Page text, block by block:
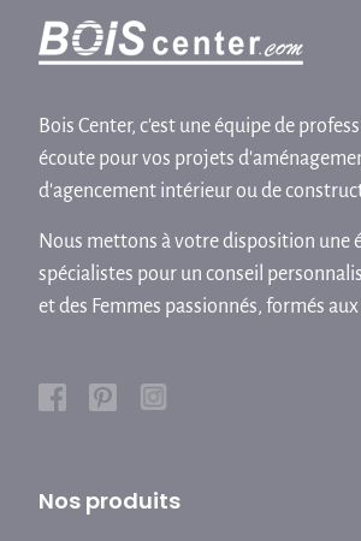
Bois Center, c'est une équipe de
écoute pour vos projets
d'agencement intérieur ou de
Nous mettons à votre disposition une
spécialistes pour un conseil
et des Femmes passionnés, formés
Nos produits